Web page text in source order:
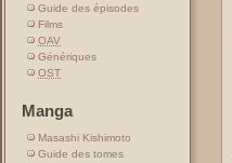
Guide des épisodes
Films
OAV
Génériques
OST
Manga
Masashi Kishimoto
Guide des tomes